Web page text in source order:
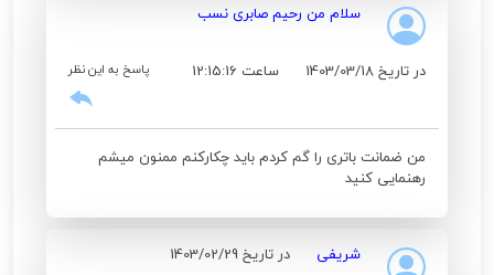
سلام من رحیم صابری نسب
در تاریخ 1403/03/18 ساعت 12:15:16 پاسخ به این نظر
من ضمانت باتری را گم کردم باید چکارکنم ممنون میشم
رهنمایی کنید
شریفی در تاریخ 1403/02/29